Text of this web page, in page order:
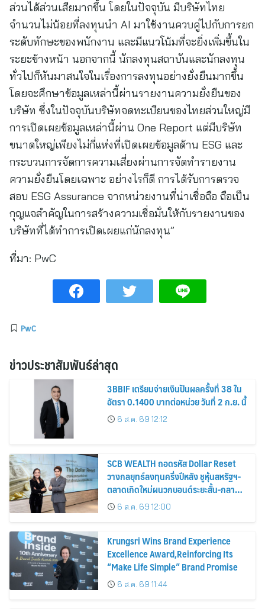
ส่วนได้ส่วนเสียมากขึ้น โดยในปัจจุบัน มีบริษัทไทย
จำนวนไม่น้อยที่ลงทุนนำ AI มาใช้งานควบคู่ไปกับการยก
ระดับทักษะของพนักงาน และมีแนวโน้มที่จะยิ่งเพิ่มขึ้นใน
ระยะข้างหน้า นอกจากนี้ นักลงทุนสถาบันและนักลงทุน
ทั่วไปก็หันมาสนใจในเรื่องการลงทุนอย่างยั่งยืนมากขึ้น
โดยจะศึกษาข้อมูลเหล่านี้ผ่านรายงานความยั่งยืนของ
บริษัท ซึ่งในปัจจุบันบริษัทจดทะเบียนของไทยส่วนใหญ่มี
การเปิดเผยข้อมูลเหล่านี้ผ่าน One Report แต่มีบริษัท
ขนาดใหญ่เพียงไม่กี่แห่งที่เปิดเผยข้อมูลด้าน ESG และ
กระบวนการจัดการความเสี่ยงผ่านการจัดทำรายงาน
ความยั่งยืนโดยเฉพาะ อย่างไรก็ดี การได้รับการตรวจ
สอบ ESG Assurance จากหน่วยงานที่น่าเชื่อถือ ถือเป็น
กุญแจสำคัญในการสร้างความเชื่อมั่นให้กับรายงานของ
บริษัทที่ได้ทำการเปิดเผยแก่นักลงทุน”
ที่มา: PwC
PwC
ข่าวประชาสัมพันธ์ล่าสุด
3BBIF เตรียมจ่ายเงินปันผลครั้งที่ 38 ใน
อัตรา 0.1400 บาทต่อหน่วย วันที่ 2 ก.ย. นี้
6 ส.ค. 69 12:12
SCB WEALTH ถอดรหัส Dollar Reset
วางกลยุทธ์ลงทุนครึ่งปีหลัง ชูหุ้นสหรัฐฯ-
ตลาดเกิดใหม่ผนวกบอนด์ระยะสั้น-กลาง
เสริมพอร์ตแกร่ง
6 ส.ค. 69 12:00
Krungsri Wins Brand Experience
Excellence Award,Reinforcing Its
“Make Life Simple” Brand Promise
6 ส.ค. 69 11:44